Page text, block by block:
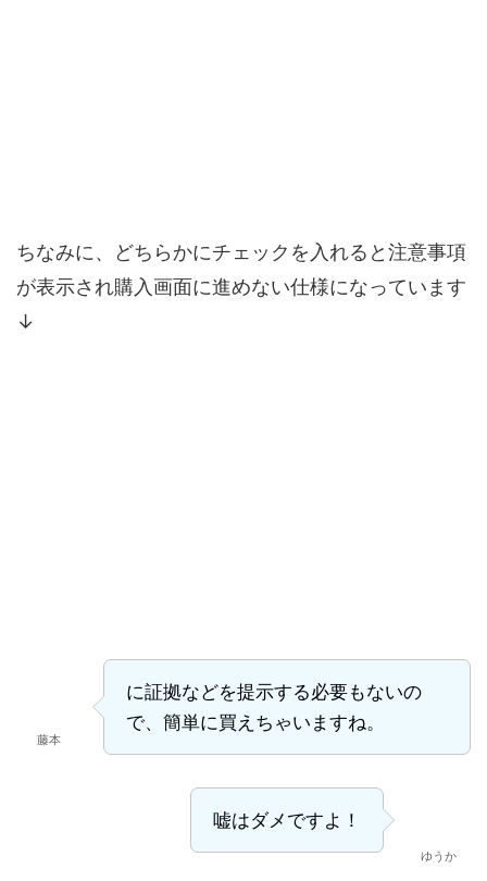
ちなみに、どちらかにチェックを入れると注意事項
が表示され購入画面に進めない仕様になっています
↓
藤本
に証拠などを提示する必要もないの
で、簡単に買えちゃいますね。
嘘はダメですよ！
ゆうか